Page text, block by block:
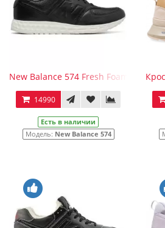
New Balance 574 Fresh Foam Leather
14990
Есть в наличии
Модель: New Balance 574